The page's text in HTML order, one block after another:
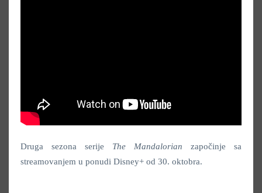
Druga sezona serije The Mandalorian započinje sa
streamovanjem u ponudi Disney+ od 30. oktobra.